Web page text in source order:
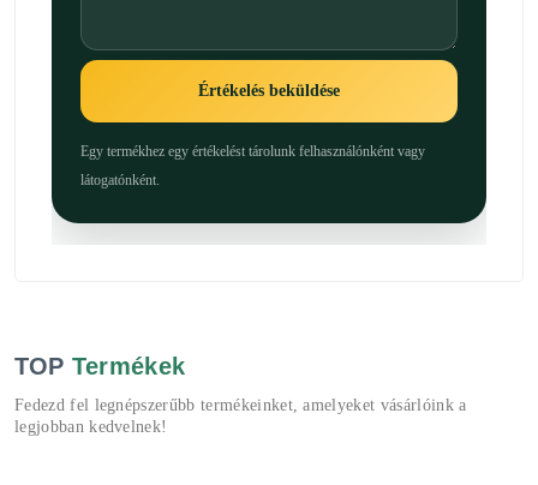
Értékelés beküldése
Egy termékhez egy értékelést tárolunk felhasználónként vagy
látogatónként.
TOP Termékek
Fedezd fel legnépszerűbb termékeinket, amelyeket vásárlóink a
legjobban kedvelnek!